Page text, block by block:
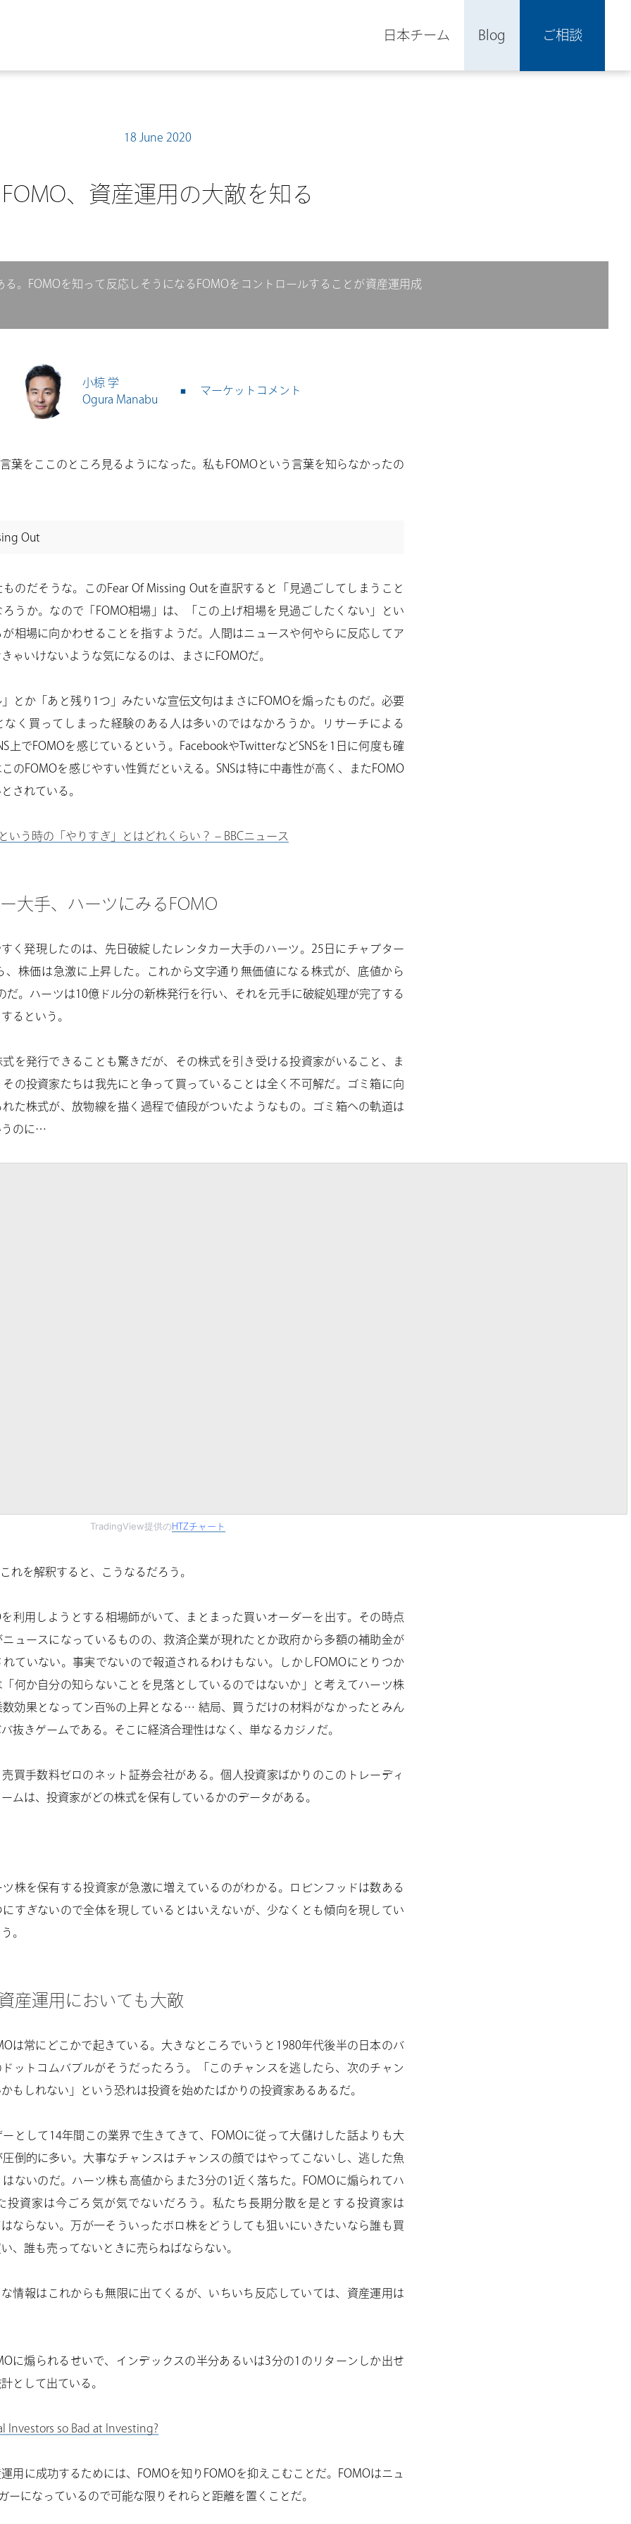
日本チーム Blog ご相談
18 June 2020
FOMO、資産運用の大敵を知る
る。FOMOを知って反応しそうになるFOMOをコントロールすることが資産運用成
小椋 学
Ogura Manabu
マーケットコメント
葉をここのところ見るようになった。私もFOMOという言葉を知らなかったの
Out
のだそうな。このFear Of Missing Outを直訳すると「見過ごしてしまうこと
うか。なので「FOMO相場」は、「この上げ相場を見過ごしたくない」とい
が相場に向かわせることを指すようだ。人間はニュースや何やらに反応してア
ゃいけないような気になるのは、まさにFOMOだ。
」とか「あと残り1つ」みたいな宣伝文句はまさにFOMOを煽ったものだ。必要
なく買ってしまった経験のある人は多いのではなかろうか。リサーチによる
上でFOMOを感じているという。FacebookやTwitterなどSNSを1日に何度も確
のFOMOを感じやすい性質だといえる。SNSは特に中毒性が高く、またFOMO
されている。
う時の「やりすぎ」とはどれくらい？ – BBCニュース
大手、ハーツにみるFOMO
く発現したのは、先日破綻したレンタカー大手のハーツ。25日にチャプター
、株価は急激に上昇した。これから文字通り無価値になる株式が、底値から
だ。ハーツは10億ドル分の新株発行を行い、それを元手に破綻処理が完了する
るという。
を発行できることも驚きだが、その株式を引き受ける投資家がいること、ま
の投資家たちは我先にと争って買っていることは全く不可解だ。ゴミ箱に向
た株式が、放物線を描く過程で値段がついたようなもの。ゴミ箱への軌道は
うのに…
TradingView提供のHTZチャート
れを解釈すると、こうなるだろう。
利用しようとする相場師がいて、まとまった買いオーダーを出す。その時点
ュースになっているものの、救済企業が現れたとか政府から多額の補助金が
ていない。事実でないので報道されるわけもない。しかしFOMOにとりつか
何か自分の知らないことを見落としているのではないか」と考えてハーツ株
数効果となってン百%の上昇となる… 結局、買うだけの材料がなかったとみん
抜きゲームである。そこに経済合理性はなく、単なるカジノだ。
買手数料ゼロのネット証券会社がある。個人投資家ばかりのこのトレーディ
ムは、投資家がどの株式を保有しているかのデータがある。
ツ株を保有する投資家が急激に増えているのがわかる。ロビンフッドは数ある
にすぎないので全体を現しているとはいえないが、少なくとも傾向を現してい
。
産運用においても大敵
は常にどこかで起きている。大きなところでいうと1980年代後半の日本のバ
ドットコムバブルがそうだったろう。「このチャンスを逃したら、次のチャン
もしれない」という恐れは投資を始めたばかりの投資家あるあるだ。
ーとして14年間この業界で生きてきて、FOMOに従って大儲けした話よりも大
倒的に多い。大事なチャンスはチャンスの顔ではやってこないし、逃した魚
ないのだ。ハーツ株も高値からまた3分の1近く落ちた。FOMOに煽られてハ
投資家は今ごろ気が気でないだろう。私たち長期分散を是とする投資家は
はならない。万が一そういったボロ株をどうしても狙いにいきたいなら誰も買
、誰も売ってないときに売らねばならない。
な情報はこれからも無限に出てくるが、いちいち反応していては、資産運用は
に煽られるせいで、インデックスの半分あるいは3分の1のリターンしか出せ
として出ている。
Investors so Bad at Investing?
用に成功するためには、FOMOを知りFOMOを抑えこむことだ。FOMOはニュ
ーになっているので可能な限りそれらと距離を置くことだ。